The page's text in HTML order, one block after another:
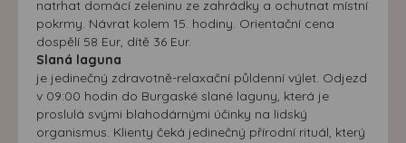
natrhat domácí zeleninu ze zahrádky a ochutnat místní
pokrmy. Návrat kolem 15. hodiny. Orientační cena
dospělí 58 Eur, dítě 36 Eur.
Slaná laguna
je jedinečný zdravotně-relaxační půldenní výlet. Odjezd
v 09:00 hodin do Burgaské slané laguny, která je
proslulá svými blahodárnými účinky na lidský
organismus. Klienty čeká jedinečný přírodní rituál, který